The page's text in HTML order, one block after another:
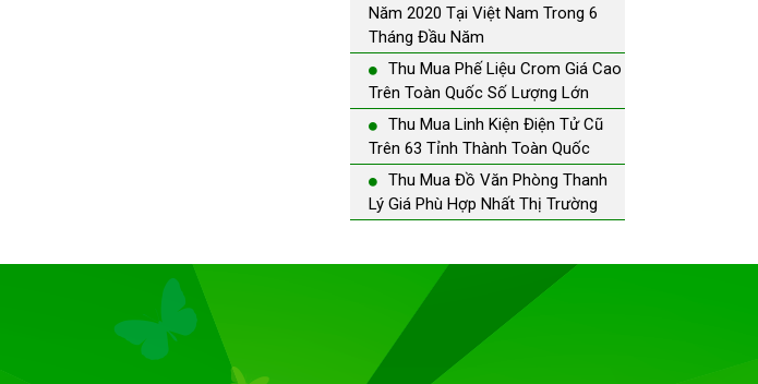
Năm 2020 Tại Việt Nam Trong 6
Tháng Đầu Năm
Thu Mua Phế Liệu Crom Giá Cao
Trên Toàn Quốc Số Lượng Lớn
Thu Mua Linh Kiện Điện Tử Cũ
Trên 63 Tỉnh Thành Toàn Quốc
Thu Mua Đồ Văn Phòng Thanh
Lý Giá Phù Hợp Nhất Thị Trường